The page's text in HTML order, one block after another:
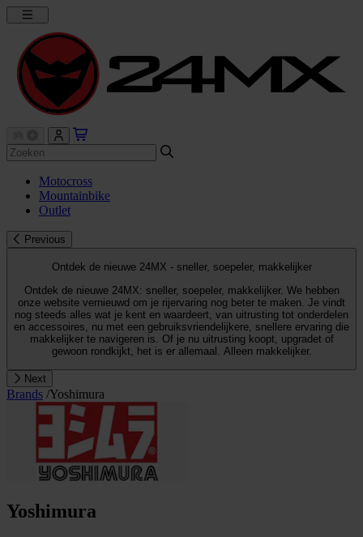
Motocross
Mountainbike
Outlet
Previous
Ontdek de nieuwe 24MX - sneller, soepeler, makkelijker
Ontdek de nieuwe 24MX: sneller, soepeler, makkelijker. We hebben
onze website vernieuwd om je rijervaring nog beter te maken. Je vindt
nog steeds alles wat je kent en waardeert, van uitrusting tot onderdelen
en accessoires, nu met een gebruiksvriendelijkere, snellere ervaring die
makkelijker te navigeren is. Of je nu uitrusting koopt, upgradet of
gewoon rondkijkt, het is er allemaal. Alleen makkelijker.
Next
Brands /Yoshimura
Yoshimura